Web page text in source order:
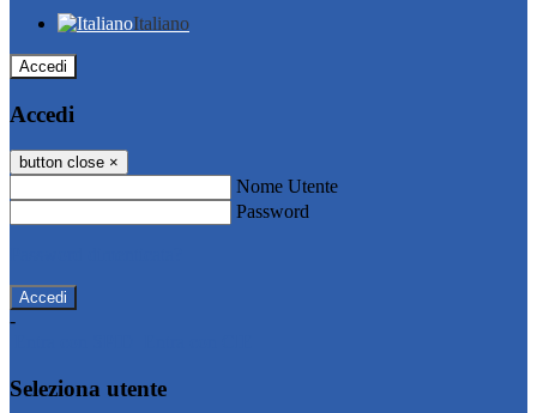
Italiano
Accedi
Accedi
button close ×
Nome Utente
Password
-
Seleziona utente